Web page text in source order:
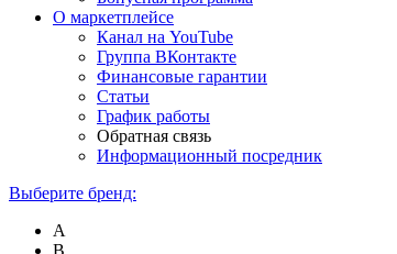
О маркетплейсе
Канал на YouTube
Группа ВКонтакте
Финансовые гарантии
Статьи
График работы
Обратная связь
Информационный посредник
Выберите бренд:
A
B